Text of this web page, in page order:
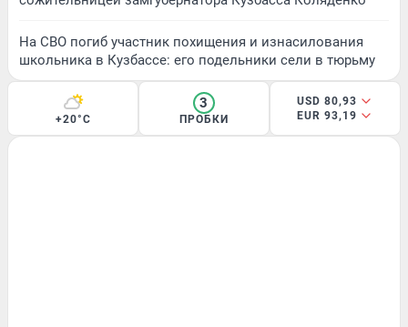
На СВО погиб участник похищения и изнасилования
школьника в Кузбассе: его подельники сели в тюрьму
+20°C
3
ПРОБКИ
USD 80,93
EUR 93,19